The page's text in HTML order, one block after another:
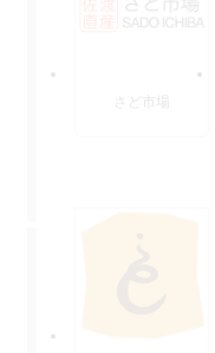
さど市場